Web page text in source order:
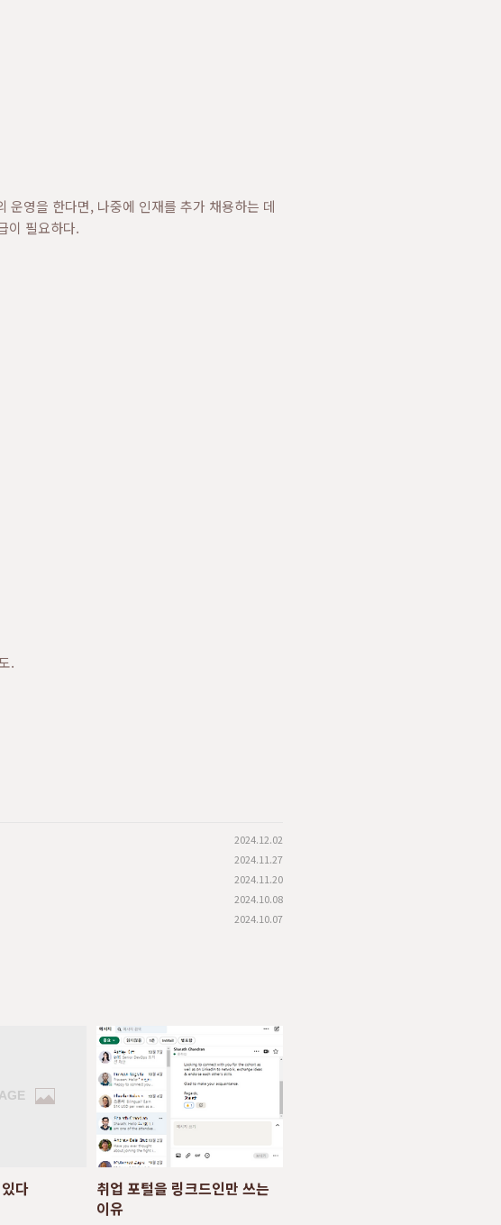
영을 한다면, 나중에 인재를 추가 채용하는 데
이 필요하다.
.
2024.12.02
2024.11.27
2024.11.20
2024.10.08
2024.10.07
다
취업 포털을 링크드인만 쓰는
이유